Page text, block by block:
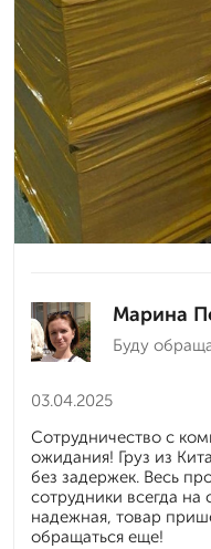
Марина
Буду
03.04.2025
Сотрудничество с
ожидания! Груз из
без задержек. Весь
сотрудники всегда на
надежная, товар
обращаться еще!